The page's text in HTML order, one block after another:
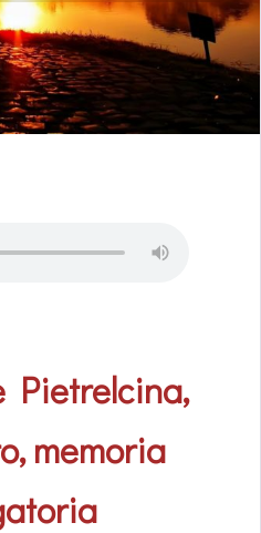
Pietrelcina,
memoria